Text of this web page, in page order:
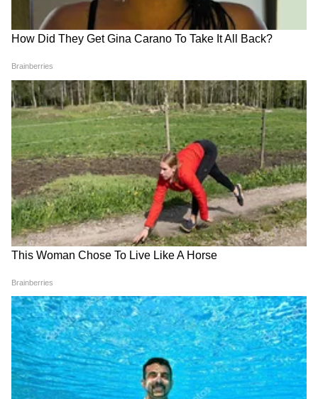
क्रूझ कंट्रोलसारखे फीचर्स आहेत. टियागो EV च्या बॅटरीवर
तर कंपनी लाईफटाईम वॉरंटी देत आहे आणि ही गाडी
फक्त 30 मिनिटांत चार्ज होते.
4
6
Image Credit :Google
सीएनजी व्हर्जन देणार 75.5 hp पॉवर
टियागोमध्ये 1.2-लीटर, तीन-सिलेंडर इंजिन आहे, जे 86
hp पॉवर निर्माण करते. तिचे सीएनजी व्हर्जन 75.5 hp
पॉवर देते. ही गाडी थेट मारुती सुझुकी वॅगनआर, सेलेरियो
आणि ह्युंदाई i10 सारख्या गाड्यांना टक्कर देते.
5
6